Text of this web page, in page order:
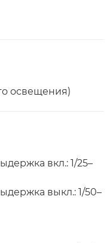
освещения)
вкл.: 1/25–
выкл.: 1/50–